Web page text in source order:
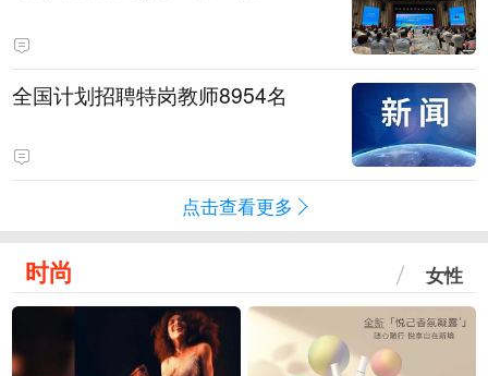
全国计划招聘特岗教师8954名
点击查看更多
时尚 女性